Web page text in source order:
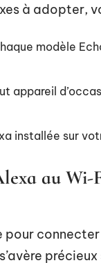
à adopter,
modèle
appareil
installée sur
au Wi-